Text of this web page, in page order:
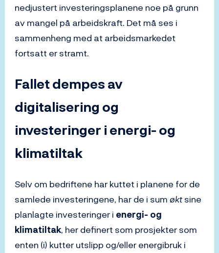
nedjustert investeringsplanene noe på grunn
av mangel på arbeidskraft. Det må ses i
sammenheng med at arbeidsmarkedet
fortsatt er stramt.
Fallet dempes av
digitalisering og
investeringer i energi- og
klimatiltak
Selv om bedriftene har kuttet i planene for de
samlede investeringene, har de i sumøktsine
planlagte investeringer i energi- og
klimatiltak, her definert som prosjekter som
enten (i) kutter utslipp og/eller energibruk i